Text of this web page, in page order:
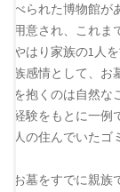
べられた博物館が
用意され、これま
やはり家族の1人
族感情として、お
を抱くのは自然な
経験をもとに一例
人の住んでいたゴ
お墓をすでに親族